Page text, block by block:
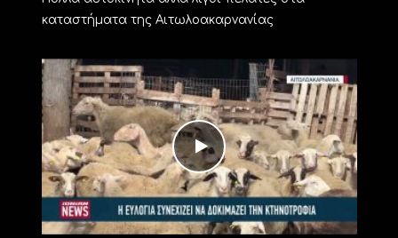
καταστήματα της Αιτωλοακαρνανίας